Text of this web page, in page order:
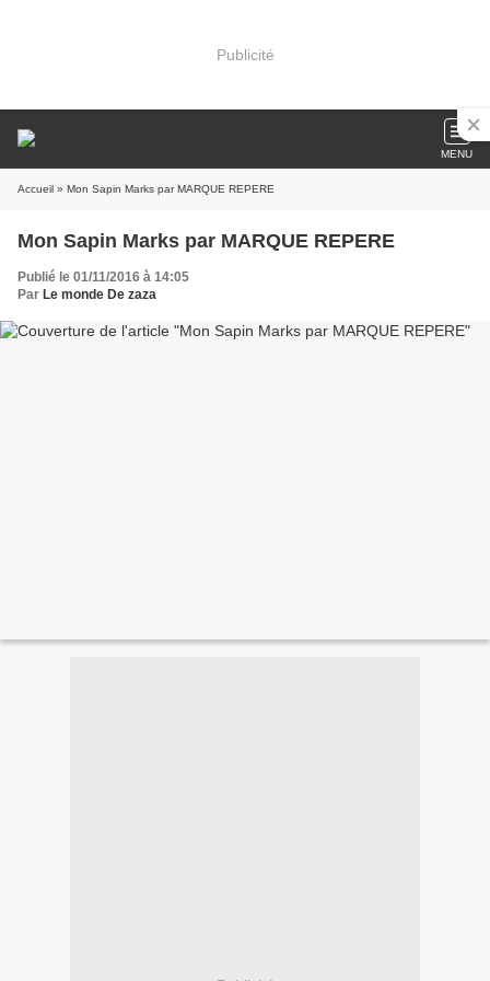
Publicité
MENU
Accueil » Mon Sapin Marks par MARQUE REPERE
Mon Sapin Marks par MARQUE REPERE
Publié le 01/11/2016 à 14:05
Par Le monde De zaza